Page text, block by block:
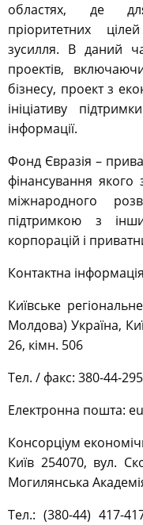
областях, де
пріоритетних
зусилля. В даний
проектів,
бізнесу, проект з
ініціативу
інформації.
Фонд Євразія –
фінансування
міжнародного
підтримкою з
корпорацій і
Контактна
Київське
Молдова) Україна,
26, кімн. 506
Тел. / факс: 380-44-
Електронна пошта:
Консорціум
Київ 254070, вул.
Могилянська
Тел.: (380-44) 417-